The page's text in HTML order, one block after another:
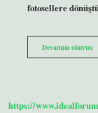
fotosellere
Devamını okuyun
https://